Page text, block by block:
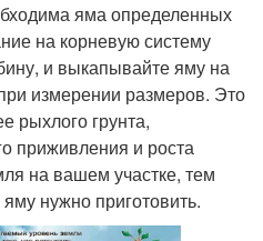
яма определенных
на корневую систему
и выкапывайте яму на
измерении размеров. Это
рыхлого грунта,
приживления и роста
на вашем участке, тем
нужно приготовить.